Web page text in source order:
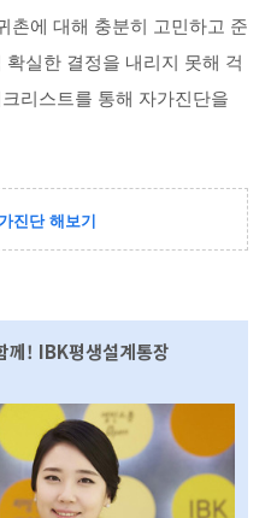
촌에 대해 충분히 고민하고 준
실한 결정을 내리지 못해 걱
리스트를 통해 자가진단을
진단 해보기
께! IBK평생설계통장